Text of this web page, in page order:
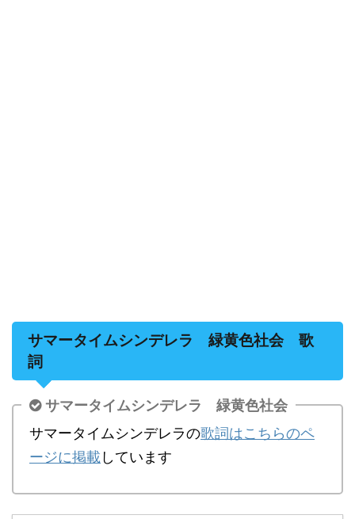
サマータイムシンデレラ 緑黄色社会 歌
詞
サマータイムシンデレラ 緑黄色社会
サマータイムシンデレラの歌詞はこちらのペ
ージに掲載しています